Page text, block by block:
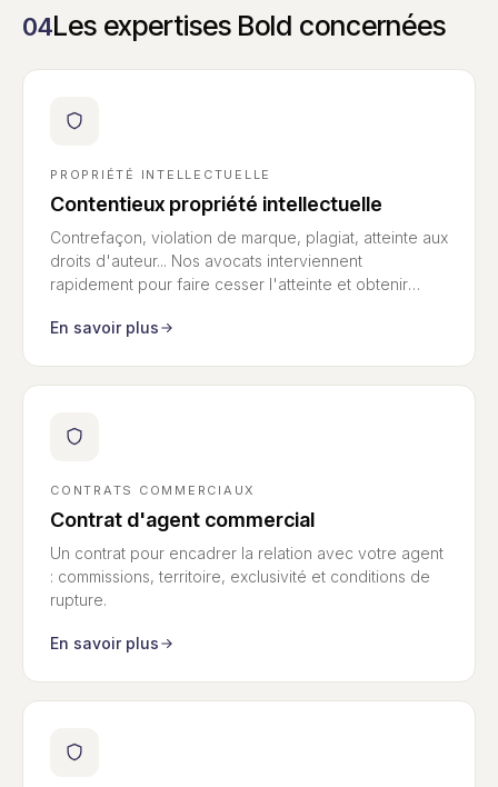
l’innovation ?et accélérer
l’innovation ?
04Les expertises Bold concernées
PROPRIÉTÉ INTELLECTUELLE
Contentieux propriété intellectuelle
Contrefaçon, violation de marque, plagiat, atteinte aux
droits d'auteur... Nos avocats interviennent
rapidement pour faire cesser l'atteinte et obtenir
En savoir plus
CONTRATS COMMERCIAUX
Contrat d'agent commercial
Un contrat pour encadrer la relation avec votre agent
: commissions, territoire, exclusivité et conditions de
rupture.
En savoir plus